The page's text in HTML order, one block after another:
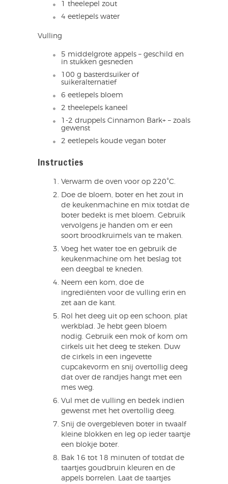
1 theelepel zout
4 eetlepels water
Vulling
5 middelgrote appels – geschild en
in stukken gesneden
100 g basterdsuiker of
suikeralternatief
6 eetlepels bloem
2 theelepels kaneel
1-2 druppels Cinnamon Bark+ – zoals
gewenst
2 eetlepels koude vegan boter
Instructies
Verwarm de oven voor op 220°C.
Doe de bloem, boter en het zout in
de keukenmachine en mix totdat de
boter bedekt is met bloem. Gebruik
vervolgens je handen om er een
soort broodkruimels van te maken.
Voeg het water toe en gebruik de
keukenmachine om het beslag tot
een deegbal te kneden.
Neem een kom, doe de
ingrediënten voor de vulling erin en
zet aan de kant.
Rol het deeg uit op een schoon, plat
werkblad. Je hebt geen bloem
nodig. Gebruik een mok of kom om
cirkels uit het deeg te steken. Duw
de cirkels in een ingevette
cupcakevorm en snij overtollig deeg
dat over de randjes hangt met een
mes weg.
Vul met de vulling en bedek indien
gewenst met het overtollig deeg.
Snij de overgebleven boter in twaalf
kleine blokken en leg op ieder taartje
een blokje boter.
Bak 16 tot 18 minuten of totdat de
taartjes goudbruin kleuren en de
appels borrelen. Laat de taartjes